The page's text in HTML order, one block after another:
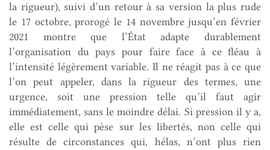
la rigueur), suivi d’un retour à sa version la plus rude
le 17 octobre, prorogé le 14 novembre jusqu’en février
2021 montre que l’État adapte durablement
l’organisation du pays pour faire face à ce fléau à
l’intensité légèrement variable. Il ne réagit pas à ce que
l’on peut appeler, dans la rigueur des termes, une
urgence, soit une pression telle qu’il faut agir
immédiatement, sans le moindre délai. Si pression il y a,
elle est celle qui pèse sur les libertés, non celle qui
résulte de circonstances qui, hélas, n’ont plus rien